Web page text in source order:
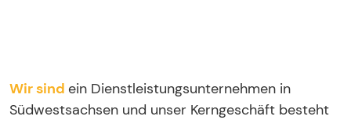
Wir sind ein Dienstleistungsunternehmen in
Südwestsachsen und unser Kerngeschäft besteht